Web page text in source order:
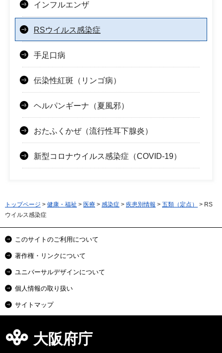
インフルエンザ
RSウイルス感染症
手足口病
伝染性紅斑（リンゴ病）
ヘルパンギーナ（夏風邪）
おたふくかぜ（流行性耳下腺炎）
新型コロナウイルス感染症（COVID-19）
トップページ > 健康・福祉 > 医療 > 感染症 > 疾患別情報 > 五類（定点）
> RS
ウイルス感染症
このサイトのご利用について
著作権・リンクについて
ユニバーサルデザインについて
個人情報の取り扱い
サイトマップ
大阪府庁